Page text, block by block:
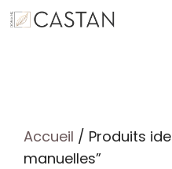
Aller
au
Accueil / Produits
manuelles”